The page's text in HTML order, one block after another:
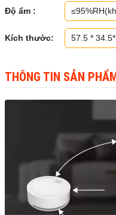
Độ ẩm :
Kích thước: 57.5 *
THÔNG TIN SẢN